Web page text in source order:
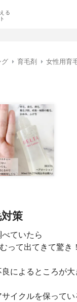
る
グ 育毛剤 女性用育
策
ていたら
って出てきて驚き！
によるところが
イクルを保ってい